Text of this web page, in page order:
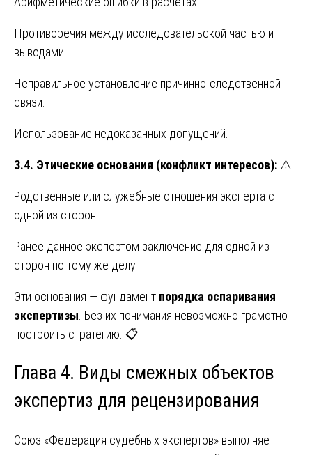
Противоречия между исследовательской частью и
выводами.
Неправильное установление причинно-следственной
связи.
Использование недоказанных допущений.
3.4. Этические основания (конфликт интересов): ⚠️
Родственные или служебные отношения эксперта с
одной из сторон.
Ранее данное экспертом заключение для одной из
сторон по тому же делу.
Эти основания — фундамент порядка оспаривания
экспертизы . Без их понимания невозможно грамотно
построить стратегию. 📋
Глава 4. Виды смежных объектов
экспертиз для рецензирования
Союз «Федерация судебных экспертов» выполняет